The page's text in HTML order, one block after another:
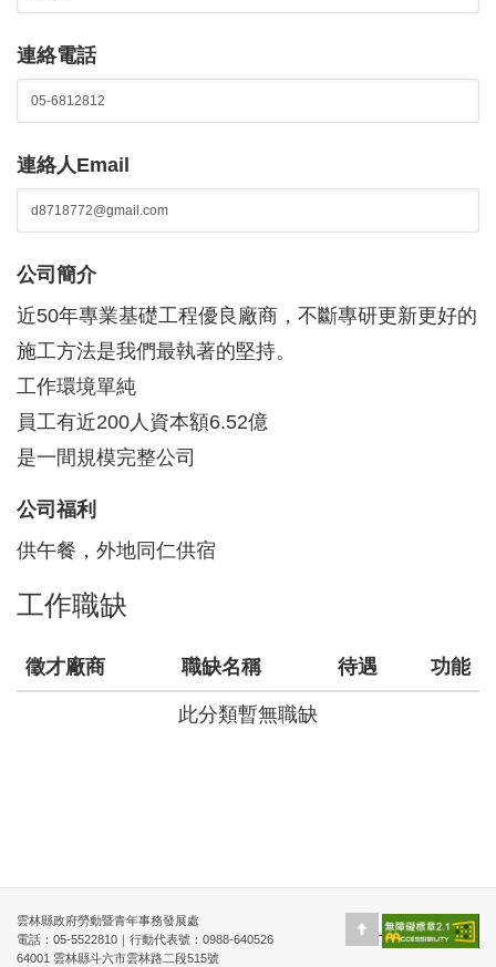
連絡電話
連絡人Email
公司簡介
近50年專業基礎工程優良廠商，不斷專研更新更好的
施工方法是我們最執著的堅持。
工作環境單純
員工有近200人資本額6.52億
是一間規模完整公司
公司福利
供午餐，外地同仁供宿
工作職缺
徵才廠商 職缺名稱 待遇 功能
此分類暫無職缺
雲林縣政府勞動暨青年事務發展處
電話：05-5522810｜行動代表號：0988-640526
64001 雲林縣斗六市雲林路二段515號